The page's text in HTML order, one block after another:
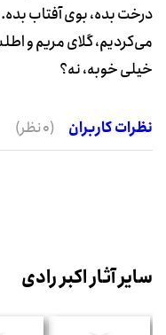
درخت بده، بوی آفتاب
می‌کردیم، گلای مریم و
خیلی خوبه، نه؟
نظرات کاربران (0 نظر)
سایر آثار اکبر رادی